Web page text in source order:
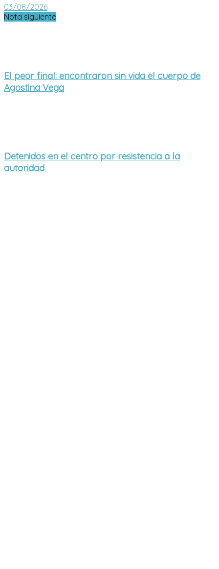
03/08/2026
Nota siguiente
El peor final: encontraron sin vida el cuerpo de
Agostina Vega
Detenidos en el centro por resistencia a la
autoridad